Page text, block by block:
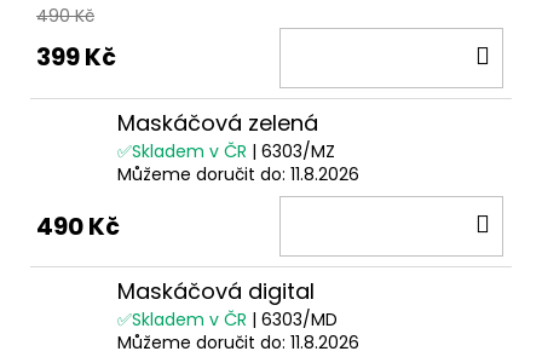
490 Kč
399 Kč
Maskáčová zelená
✅Skladem v ČR | 6303/MZ
Můžeme doručit do: 11.8.2026
490 Kč
Maskáčová digital
✅Skladem v ČR | 6303/MD
Můžeme doručit do: 11.8.2026